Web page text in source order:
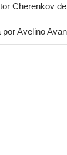
Cherenkov
Avelino